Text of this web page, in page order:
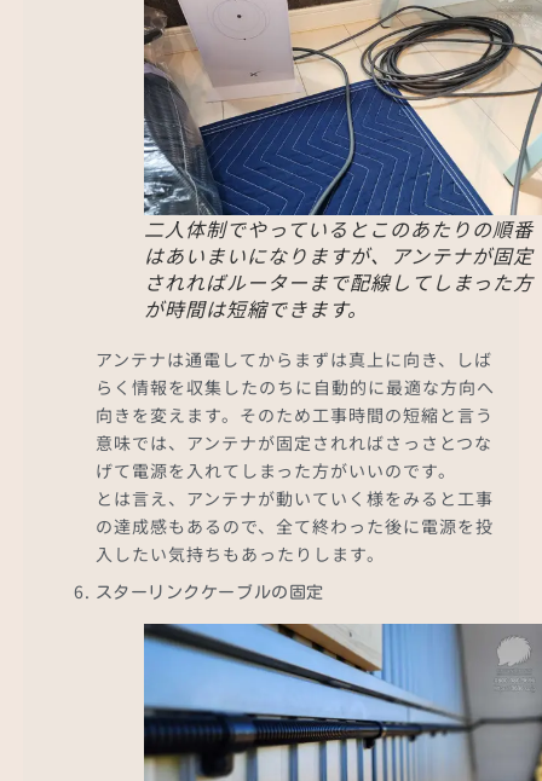
二人体制でやっているとこのあたりの順番
はあいまいになりますが、アンテナが固定
されればルーターまで配線してしまった方
が時間は短縮できます。
アンテナは通電してからまずは真上に向き、しば
らく情報を収集したのちに自動的に最適な方向へ
向きを変えます。そのため工事時間の短縮と言う
意味では、アンテナが固定されればさっさとつな
げて電源を入れてしまった方がいいのです。
とは言え、アンテナが動いていく様をみると工事
の達成感もあるので、全て終わった後に電源を投
入したい気持ちもあったりします。
スターリンクケーブルの固定